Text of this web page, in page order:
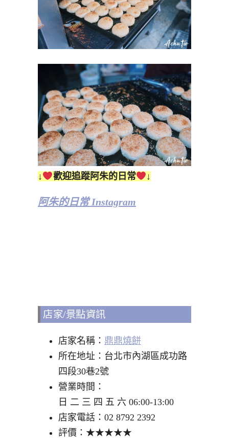
↓ 歡迎追蹤阿朱的日常 ↓
阿朱的日常 Instagram
店家/景點資訊
店家名稱： 鼎鼎燒餅
所在地址：台北市內湖區成功路
四段30巷2號
營業時間：
日 二 三 四 五 六 06:00-13:00
店家電話：02 8792 2392
評價：★★★★★